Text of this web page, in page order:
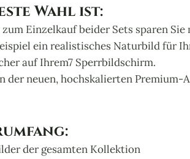
Wahl ist:
Einzelkauf beider Sets sparen Sie
ein realistisches Naturbild für
auf Ihrem7 Sperrbildschirm.
der neuen, hochskalierten Premium-
der gesamten Kollektion